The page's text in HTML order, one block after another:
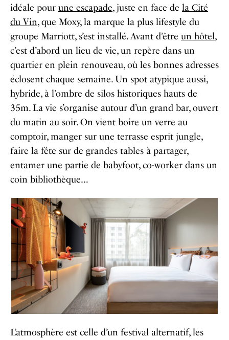
idéale pour une escapade, juste en face de la Cité
du Vin, que Moxy,la marque la plus lifestyle du
groupe Marriott, s’est installé. Avant d’être un hôtel,
c’est d’abord un lieu de vie, un repère dans un
quartier en plein renouveau, où les bonnes adresses
éclosent chaque semaine.Un spot atypique aussi,
hybride, à l’ombre de silos historiques hauts de
35m. La vie s’organise autour d’un grand bar, ouvert
du matin au soir. On vient boire un verre au
comptoir, manger sur une terrasse esprit jungle,
faire la fête sur de grandes tables à partager,
entamer une partie de babyfoot, co-worker dans un
coin bibliothèque…
L’atmosphère est celle d’un festival alternatif, les